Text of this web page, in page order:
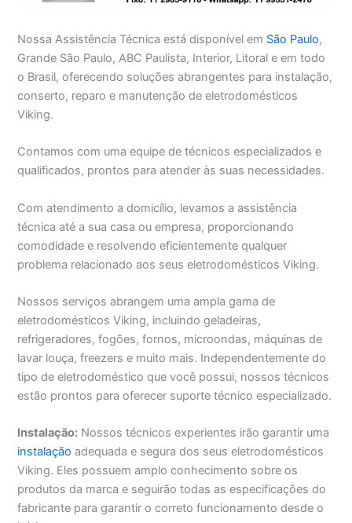
Nossa Assistência Técnica está disponível em São Paulo,
Grande São Paulo, ABC Paulista, Interior, Litoral e em todo
o Brasil, oferecendo soluções abrangentes para instalação,
conserto, reparo e manutenção de eletrodomésticos
Viking.
Contamos com uma equipe de técnicos especializados e
qualificados, prontos para atender às suas necessidades.
Com atendimento a domicílio, levamos a assistência
técnica até a sua casa ou empresa, proporcionando
comodidade e resolvendo eficientemente qualquer
problema relacionado aos seus eletrodomésticos Viking.
Nossos serviços abrangem uma ampla gama de
eletrodomésticos Viking, incluindo geladeiras,
refrigeradores, fogões, fornos, microondas, máquinas de
lavar louça, freezers e muito mais. Independentemente do
tipo de eletrodoméstico que você possui, nossos técnicos
estão prontos para oferecer suporte técnico especializado.
Instalação: Nossos técnicos experientes irão garantir uma
instalação adequada e segura dos seus eletrodomésticos
Viking. Eles possuem amplo conhecimento sobre os
produtos da marca e seguirão todas as especificações do
fabricante para garantir o correto funcionamento desde o